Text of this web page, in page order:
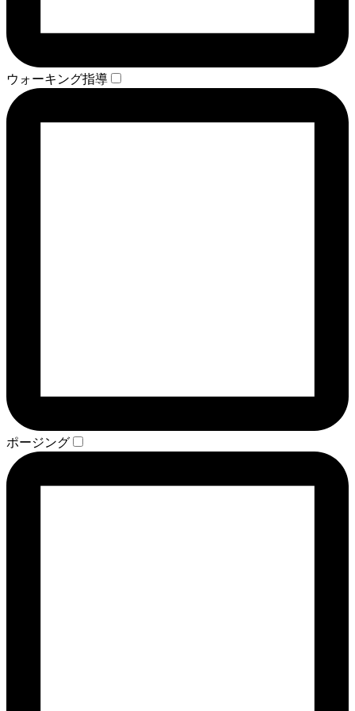
ウォーキング指導
ポージング